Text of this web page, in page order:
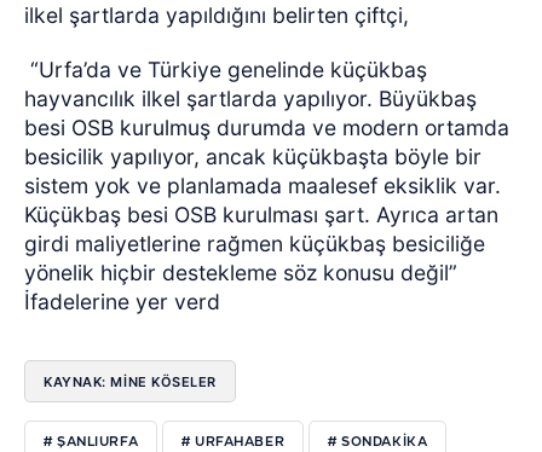
ilkel şartlarda yapıldığını belirten çiftçi,
“Urfa’da ve Türkiye genelinde küçükbaş
hayvancılık ilkel şartlarda yapılıyor. Büyükbaş
besi OSB kurulmuş durumda ve modern ortamda
besicilik yapılıyor, ancak küçükbaşta böyle bir
sistem yok ve planlamada maalesef eksiklik var.
Küçükbaş besi OSB kurulması şart. Ayrıca artan
girdi maliyetlerine rağmen küçükbaş besiciliğe
yönelik hiçbir destekleme söz konusu değil”
İfadelerine yer verd
KAYNAK: MİNE KÖSELER
# ŞANLIURFA # URFAHABER # SONDAKIKA